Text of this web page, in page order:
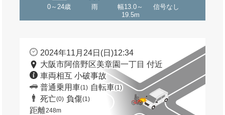
0～24歳 雨
幅13.0～
19.5m
信号なし
2024年11月24日(日)12:34
大阪市阿倍野区美章園一丁目 付近
車両相互 小破事故
普通乗用車(1) 自転車(1)
死亡(0) 負傷(1)
距離248m